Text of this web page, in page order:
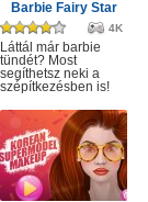
Barbie Fairy Star
4K
Láttál már barbie
tündét? Most
segíthetsz neki a
szépítkezésben is!